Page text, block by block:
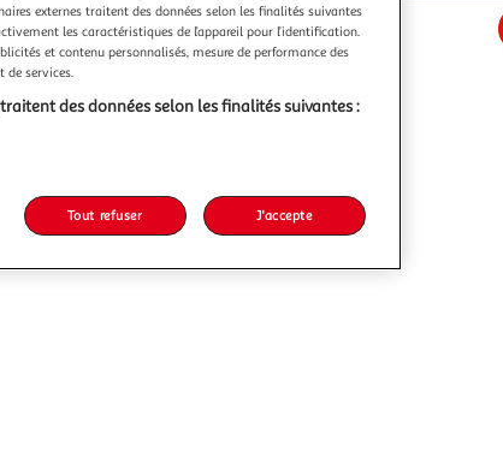
32,52€
externes traitent des données selon les finalités suivantes
les caractéristiques de l’appareil pour l’identification.
et contenu personnalisés, mesure de performance des
de services.
des données selon les finalités suivantes :
Tout refuser J'accepte